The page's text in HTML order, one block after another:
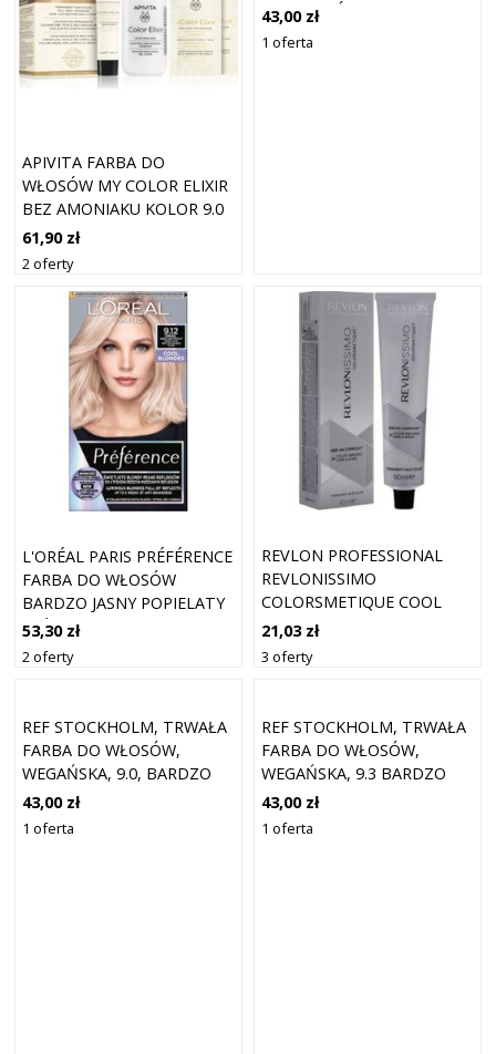
APIVITA FARBA DO
WŁOSÓW MY COLOR ELIXIR
BEZ AMONIAKU KOLOR 9.0
BARDZO JASNY BLOND 1
KAPSUŁKA.
61,90 zł
2 oferty
DO WŁOSÓW 10.21 EXTRA
LIGHT PEARL ASH BLONDE
43,00 zł
1 oferta
L'ORÉAL PARIS PRÉFÉRENCE
FARBA DO WŁOSÓW
BARDZO JASNY POPIELATY
BEŻOWY BLOND 9.12
SIBERIA
53,30 zł
2 oferty
REVLON PROFESSIONAL
REVLONISSIMO
COLORSMETIQUE COOL
SHADES TRWAŁA FARBA DO
WŁOSÓW ODCIEŃ 10.21 60
21,03 zł
3 oferty
REF STOCKHOLM, TRWAŁA
FARBA DO WŁOSÓW,
WEGAŃSKA, 9.0, BARDZO
JASNY BLOND, 100 ML
43,00 zł
1 oferta
REF STOCKHOLM, TRWAŁA
FARBA DO WŁOSÓW,
WEGAŃSKA, 9.3 BARDZO
JASNY ZŁOTY BLOND, 100
ML
43,00 zł
1 oferta